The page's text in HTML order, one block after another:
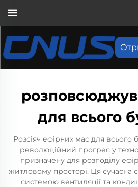
для всього
Розсіяч ефірних мас для всього
революційний прогрес у
призначену для розподілу
житловому просторі. Ця сучасна
системою вентиляції та